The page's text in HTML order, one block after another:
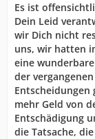
Es ist
Dein Leid
wir Dich nicht
uns, wir hatten
eine
der
Entscheidungen
mehr Geld von
Entschädigung
die Tatsache,